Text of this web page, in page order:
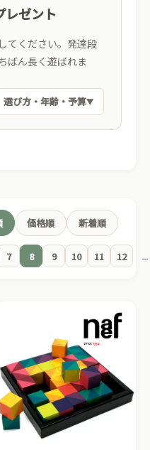
レゼント
てください。発達段
ばん長く遊ばれま
選び方・年齢・予算▼
→
→
わせて遊び方が変わるお
（CE）マーク付き
の贈りもの
価格順 新着順
7 8 9 10 11 12 ...